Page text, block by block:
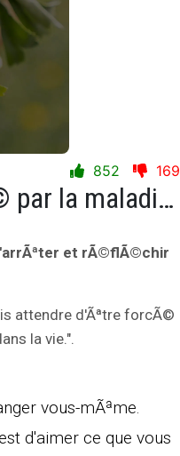
852 169
On ne devrait jamais attendre d'Ãªtre forcÃ© par la maladie pour s'arrÃªter et rÃ©flÃ©chir Ã ce qui compte vraiment dans la vie.
et rÃ©flÃ©chir
attendre d'Ãªtre forcÃ©
la vie.".
vous-mÃªme.
d'aimer ce que vous